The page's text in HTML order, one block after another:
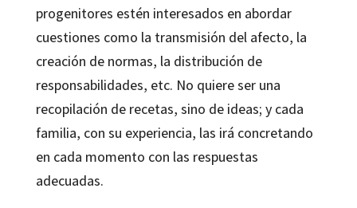
progenitores estén interesados en abordar
cuestiones como la transmisión del afecto, la
creación de normas, la distribución de
responsabilidades, etc. No quiere ser una
recopilación de recetas, sino de ideas; y cada
familia, con su experiencia, las irá concretando
en cada momento con las respuestas
adecuadas.